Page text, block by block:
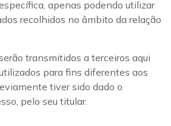
apenas podendo utilizar
recolhidos no âmbito da relação
transmitidos a terceiros aqui
para fins diferentes aos
tiver sido dado o
pelo seu titular.